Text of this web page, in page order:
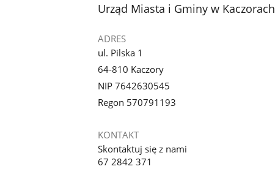
stopka
Urząd Miasta i Gminy w Kaczorach
ADRES
ul. Pilska 1
64-810 Kaczory
NIP 7642630545
Regon 570791193
KONTAKT
Skontaktuj się z nami
67 2842 371